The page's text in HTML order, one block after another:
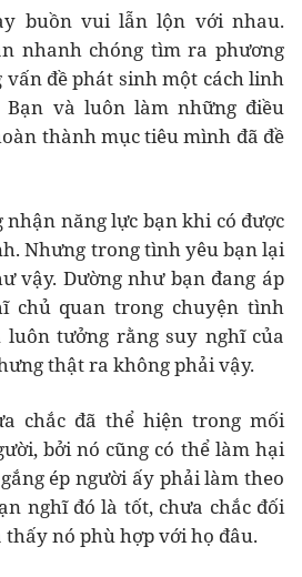
buồn vui lẫn lộn với nhau.
nhanh chóng tìm ra phương
đề phát sinh một cách linh
và luôn làm những điều
thành mục tiêu mình đã đề
nhận năng lực bạn khi có được
Nhưng trong tình yêu bạn lại
vậy. Dường như bạn đang áp
chủ quan trong chuyện tình
luôn tưởng rằng suy nghĩ của
thật ra không phải vậy.
chắc đã thể hiện trong mối
bởi nó cũng có thể làm hại
ép người ấy phải làm theo
nghĩ đó là tốt, chưa chắc đối
nó phù hợp với họ đâu.